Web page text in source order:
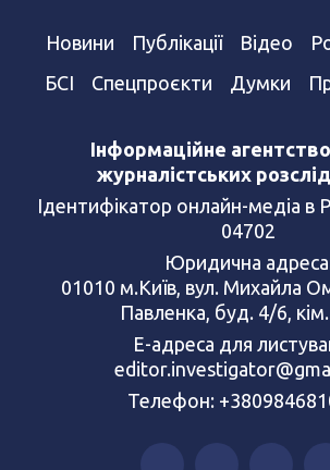
Новини Публікації Відео
БСІ
Спецпроєкти Думки
Інформаційне
журналістських
Ідентифікатор онлайн-медіа в
04702
Юридична
01010 м.Київ, вул. Михайла
Павленка, буд. 4/6,
Е-адреса для
Телефон: